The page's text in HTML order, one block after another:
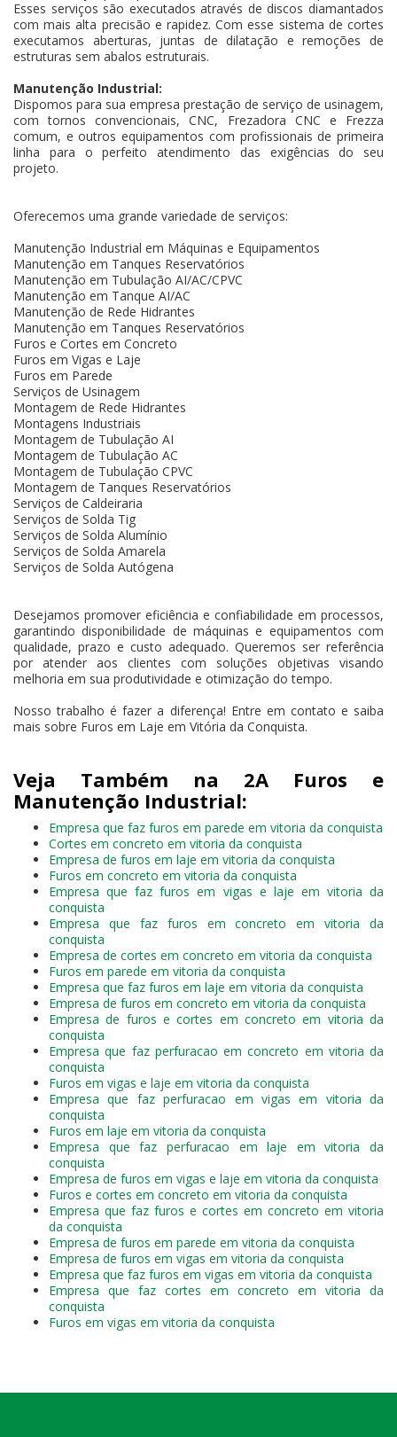
Esses serviços são executados através de discos diamantados
com mais alta precisão e rapidez. Com esse sistema de cortes
executamos aberturas, juntas de dilatação e remoções de
estruturas sem abalos estruturais.
Manutenção Industrial:
Dispomos para sua empresa prestação de serviço de usinagem,
com tornos convencionais, CNC, Frezadora CNC e Frezza
comum, e outros equipamentos com profissionais de primeira
linha para o perfeito atendimento das exigências do seu
projeto.
Oferecemos uma grande variedade de serviços:
Manutenção Industrial em Máquinas e Equipamentos
Manutenção em Tanques Reservatórios
Manutenção em Tubulação AI/AC/CPVC
Manutenção em Tanque AI/AC
Manutenção de Rede Hidrantes
Manutenção em Tanques Reservatórios
Furos e Cortes em Concreto
Furos em Vigas e Laje
Furos em Parede
Serviços de Usinagem
Montagem de Rede Hidrantes
Montagens Industriais
Montagem de Tubulação AI
Montagem de Tubulação AC
Montagem de Tubulação CPVC
Montagem de Tanques Reservatórios
Serviços de Caldeiraria
Serviços de Solda Tig
Serviços de Solda Alumínio
Serviços de Solda Amarela
Serviços de Solda Autógena
Desejamos promover eficiência e confiabilidade em processos,
garantindo disponibilidade de máquinas e equipamentos com
qualidade, prazo e custo adequado. Queremos ser referência
por atender aos clientes com soluções objetivas visando
melhoria em sua produtividade e otimização do tempo.
Nosso trabalho é fazer a diferença! Entre em contato e saiba
mais sobre Furos em Laje em Vitória da Conquista.
Veja Também na 2A Furos e
Manutenção Industrial:
Empresa que faz furos em parede em vitoria da conquista
Cortes em concreto em vitoria da conquista
Empresa de furos em laje em vitoria da conquista
Furos em concreto em vitoria da conquista
Empresa que faz furos em vigas e laje em vitoria da
conquista
Empresa que faz furos em concreto em vitoria da
conquista
Empresa de cortes em concreto em vitoria da conquista
Furos em parede em vitoria da conquista
Empresa que faz furos em laje em vitoria da conquista
Empresa de furos em concreto em vitoria da conquista
Empresa de furos e cortes em concreto em vitoria da
conquista
Empresa que faz perfuracao em concreto em vitoria da
conquista
Furos em vigas e laje em vitoria da conquista
Empresa que faz perfuracao em vigas em vitoria da
conquista
Furos em laje em vitoria da conquista
Empresa que faz perfuracao em laje em vitoria da
conquista
Empresa de furos em vigas e laje em vitoria da conquista
Furos e cortes em concreto em vitoria da conquista
Empresa que faz furos e cortes em concreto em vitoria
da conquista
Empresa de furos em parede em vitoria da conquista
Empresa de furos em vigas em vitoria da conquista
Empresa que faz furos em vigas em vitoria da conquista
Empresa que faz cortes em concreto em vitoria da
conquista
Furos em vigas em vitoria da conquista